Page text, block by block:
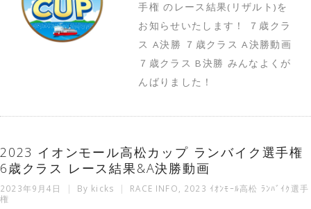
手権 のレース結果(リザルト)を
お知らせいたします！ ７歳クラ
ス A決勝 ７歳クラス A決勝動画
７歳クラス B決勝 みんなよくが
んばりました！
2023 イオンモール高松カップ ランバイク選手権
6歳クラス レース結果&A決勝動画
2023年9月4日 By kicks RACE INFO
2023 ｲｵﾝﾓｰﾙ高松 ﾗﾝﾊﾞｲｸ選手
権